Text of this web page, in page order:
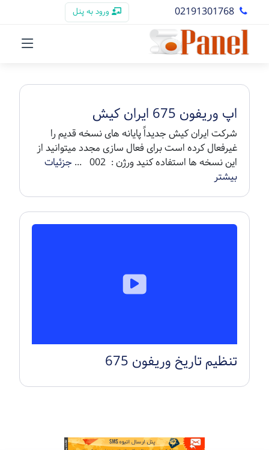
02191301768 ورود به پنل
اپ وریفون 675 ایران کیش
شرکت ایران کیش جدیداً پایانه های نسخه قدیم را
غیرفعال کرده است برای فعال سازی مجدد میتوانید از
این نسخه ها استفاده کنید ورژن : 002 ...
جزئیات
بیشتر
تنظیم تاریخ وریفون 675